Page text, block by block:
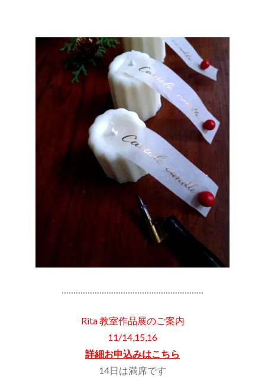
……………………………………………………
Rita 教室作品展のご案内
11/14,15,16
詳細お申込みはこちら
14日は満席です